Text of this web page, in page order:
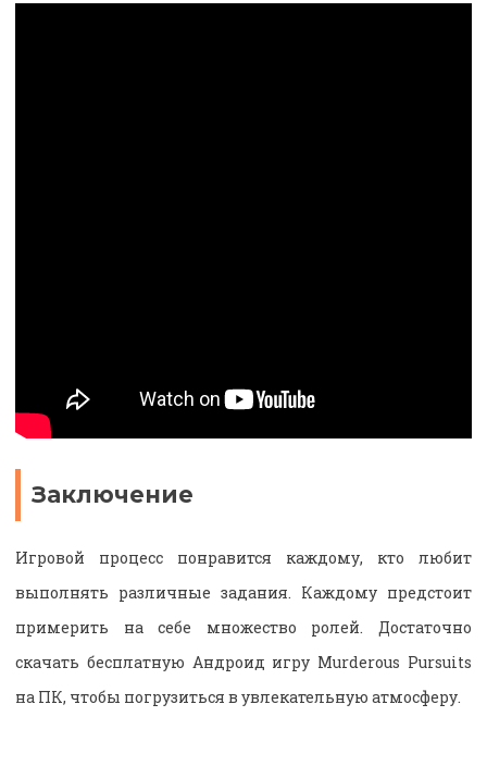
Заключение
Игровой процесс понравится каждому, кто любит
выполнять различные задания. Каждому предстоит
примерить на себе множество ролей. Достаточно
скачать бесплатную Андроид игру Murderous Pursuits
на ПК, чтобы погрузиться в увлекательную атмосферу.